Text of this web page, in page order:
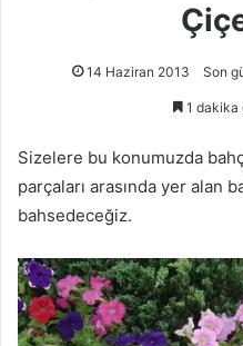
14 Haziran 2013 Son
1 dakika
Sizelere bu konumuzda
parçaları arasında yer alan
bahsedeceğiz.